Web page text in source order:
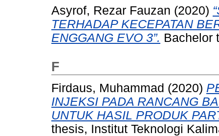
Asyrof, Rezar Fauzan (2020)
TERHADAP KECEPATAN
ENGGANG EVO 3”. Bachelor
F
Firdaus, Muhammad (2020)
INJEKSI PADA RANCANG
UNTUK HASIL PRODUK
thesis, Institut Teknologi